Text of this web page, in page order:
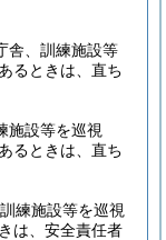
舎、訓練施設等
るときは、直ち
施設等を巡視
るときは、直ち
練施設等を巡視
は、安全責任者